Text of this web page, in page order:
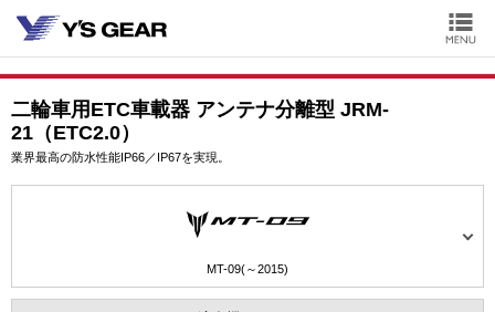
二輪車用ETC車載器 アンテナ分離型 JRM-
21（ETC2.0）
業界最高の防水性能IP66／IP67を実現。
MT-09(～2015)